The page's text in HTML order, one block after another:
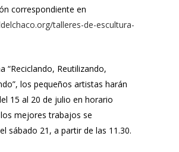
correspondiente en
talleres-de-escultura-
“Reciclando, Reutilizando,
los pequeños artistas harán
15 al 20 de julio en horario
mejores trabajos se
sábado 21, a partir de las 11.30.